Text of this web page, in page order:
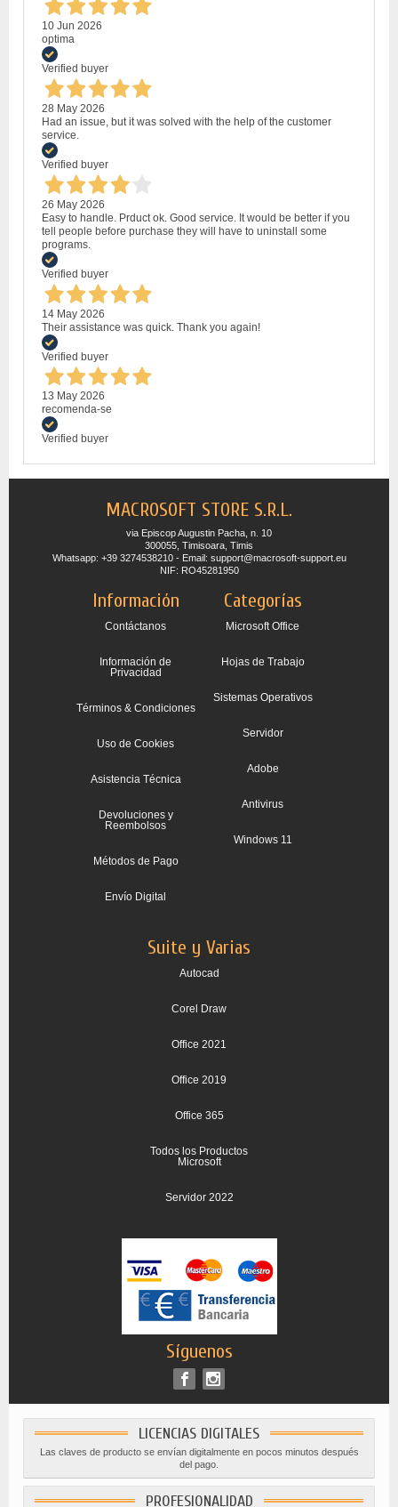
10 Jun 2026
optima
Verified buyer
28 May 2026
Had an issue, but it was solved with the help of the customer
service.
Verified buyer
26 May 2026
Easy to handle. Prduct ok. Good service. It would be better if you
tell people before purchase they will have to uninstall some
programs.
Verified buyer
14 May 2026
Their assistance was quick. Thank you again!
Verified buyer
13 May 2026
recomenda-se
Verified buyer
MACROSOFT STORE S.R.L.
via Episcop Augustin Pacha, n. 10
300055, Timisoara, Timis
Whatsapp: +39 3274538210 - Email: support@macrosoft-support.eu
NIF: RO45281950
Información
Contáctanos
Información de
Privacidad
Términos & Condiciones
Uso de Cookies
Asistencia Técnica
Devoluciones y
Reembolsos
Métodos de Pago
Envío Digital
Categorías
Microsoft Office
Hojas de Trabajo
Sistemas Operativos
Servidor
Adobe
Antivirus
Windows 11
Suite y Varias
Autocad
Corel Draw
Office 2021
Office 2019
Office 365
Todos los Productos
Microsoft
Servidor 2022
Síguenos
LICENCIAS DIGITALES
Las claves de producto se envían digitalmente en pocos minutos después
del pago.
PROFESIONALIDAD